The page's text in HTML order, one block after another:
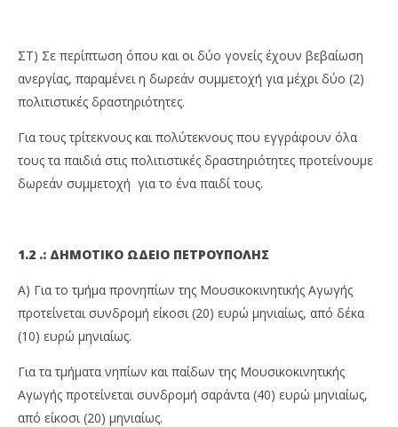
ΣΤ) Σε περίπτωση όπου και οι δύο γονείς έχουν βεβαίωση
ανεργίας, παραμένει η δωρεάν συμμετοχή για μέχρι δύο (2)
πολιτιστικές δραστηριότητες.
Για τους τρίτεκνους και πολύτεκνους που εγγράφουν όλα
τους τα παιδιά στις πολιτιστικές δραστηριότητες προτείνουμε
δωρεάν συμμετοχή για το ένα παιδί τους.
1.2 .: ΔΗΜΟΤΙΚΟ ΩΔΕΙΟ ΠΕΤΡΟΥΠΟΛΗΣ
Α) Για το τμήμα προνηπίων της Μουσικοκινητικής Αγωγής
προτείνεται συνδρομή είκοσι (20) ευρώ μηνιαίως, από δέκα
(10) ευρώ μηνιαίως.
Για τα τμήματα νηπίων και παίδων της Μουσικοκινητικής
Αγωγής προτείνεται συνδρομή σαράντα (40) ευρώ μηνιαίως,
από είκοσι (20) μηνιαίως.